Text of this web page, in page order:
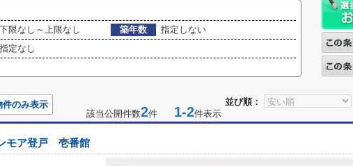
下限なし～上限なし 築年数
指定しない
指定なし
並び順：
件のみ表示
該当公開件数2件 1-2件表示
モア登戸 壱番館